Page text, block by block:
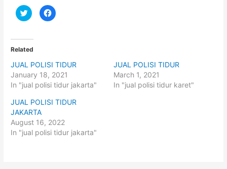
C
l
t
o
s
h
a
r
e
o
n
w
i
t
t
e
r
C
l
h
a
r
e
o
n
a
b
o
o
Related
JUAL POLISI TIDUR
January 18, 2021
In "jual polisi tidur jakarta"
JUAL POLISI TIDUR
March 1, 2021
In "jual polisi tidur karet"
JUAL POLISI TIDUR
JAKARTA
August 16, 2022
In "jual polisi tidur jakarta"